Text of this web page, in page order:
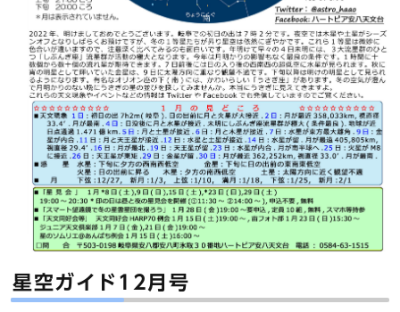
星空ガイド12月号